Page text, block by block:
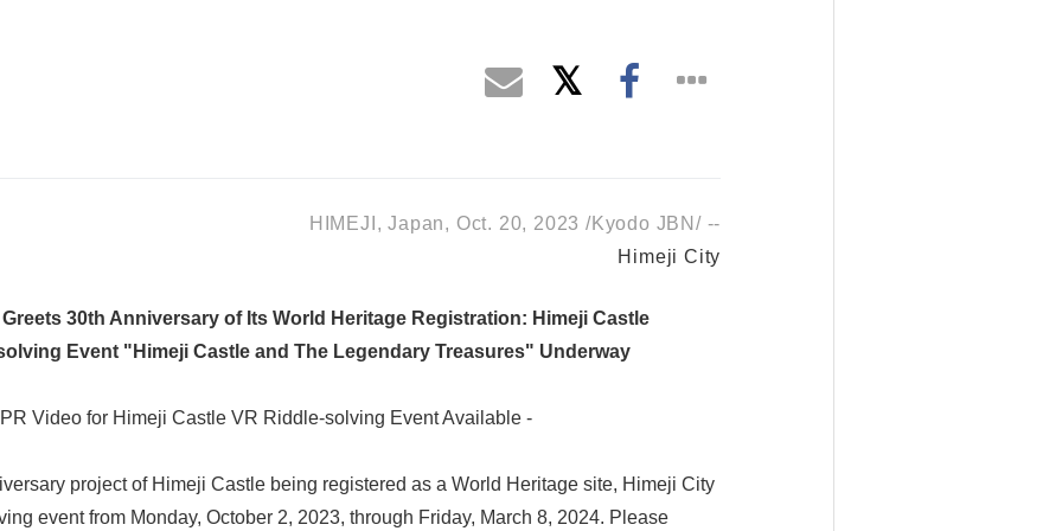
HIMEJI, Japan, Oct. 20, 2023 /Kyodo JBN/ --
Himeji City
30th Anniversary of Its World Heritage Registration: Himeji Castle
Event "Himeji Castle and The Legendary Treasures" Underway
Video for Himeji Castle VR Riddle-solving Event Available -
project of Himeji Castle being registered as a World Heritage site, Himeji City
event from Monday, October 2, 2023, through Friday, March 8, 2024. Please